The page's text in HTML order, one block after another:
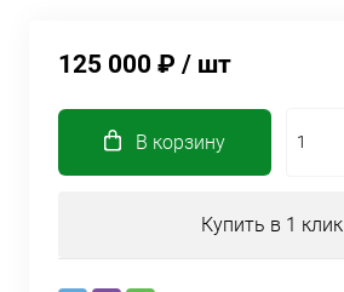
125 000 ₽ / шт
В корзину
Купить в 1 клик